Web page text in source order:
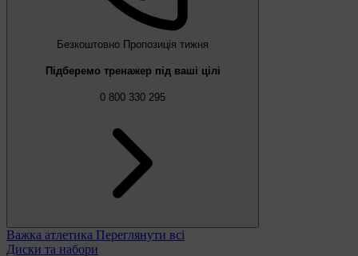
Безкоштовно Пропозиція тижня
Підберемо тренажер під ваші цілі
0 800 330 295
Важка атлетика Переглянути всі
Диски та набори